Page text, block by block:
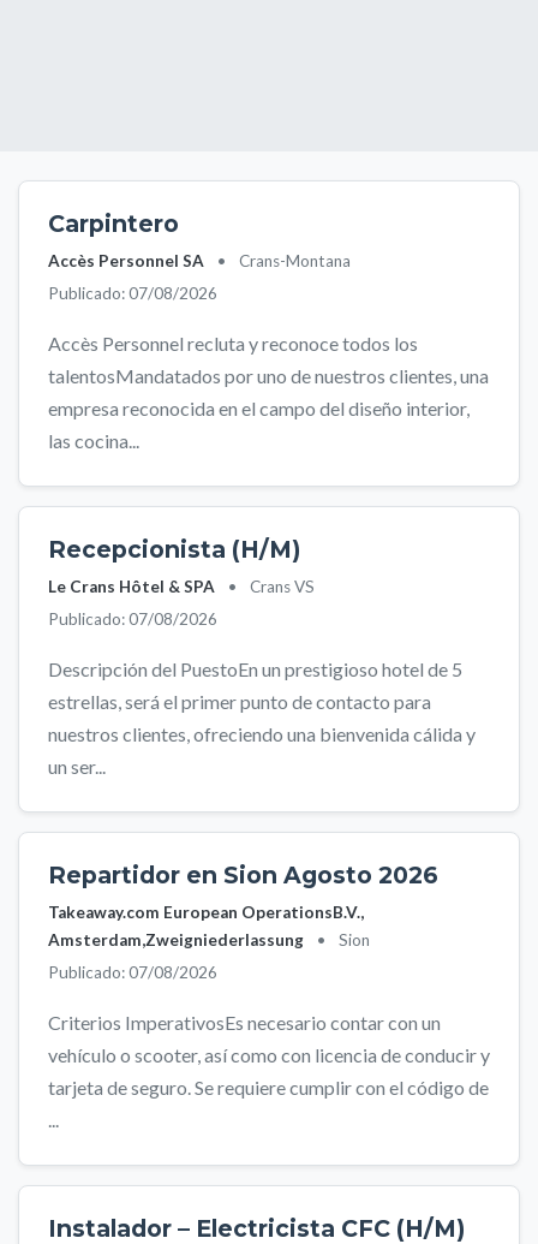
Carpintero
Accès Personnel SA •
Crans-Montana
Publicado: 07/08/2026
Accès Personnel recluta y reconoce todos los
talentosMandatados por uno de nuestros clientes, una
empresa reconocida en el campo del diseño interior,
las cocina...
Recepcionista (H/M)
Le Crans Hôtel & SPA •
Crans VS
Publicado: 07/08/2026
Descripción del PuestoEn un prestigioso hotel de 5
estrellas, será el primer punto de contacto para
nuestros clientes, ofreciendo una bienvenida cálida y
un ser...
Repartidor en Sion Agosto 2026
Takeaway.com European OperationsB.V.,
Amsterdam,Zweigniederlassung
•
Sion
Publicado: 07/08/2026
Criterios ImperativosEs necesario contar con un
vehículo o scooter, así como con licencia de conducir y
tarjeta de seguro. Se requiere cumplir con el código de
...
Instalador – Electricista CFC (H/M)